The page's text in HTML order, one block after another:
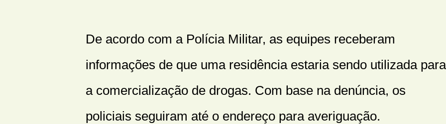
De acordo com a Polícia Militar, as equipes receberam
informações de que uma residência estaria sendo utilizada para
a comercialização de drogas. Com base na denúncia, os
policiais seguiram até o endereço para averiguação.